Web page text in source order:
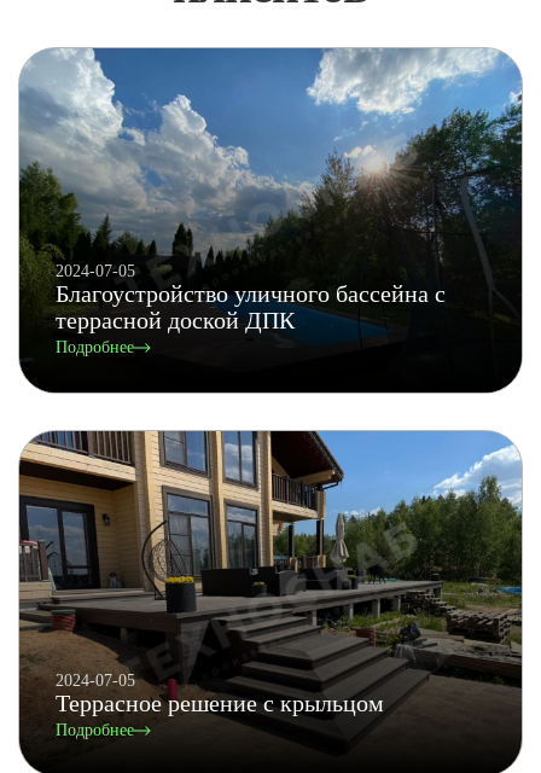
2024-07-05
Благоустройство уличного бассейна с
террасной доской ДПК
Подробнее
2024-07-05
Террасное решение с крыльцом
Подробнее